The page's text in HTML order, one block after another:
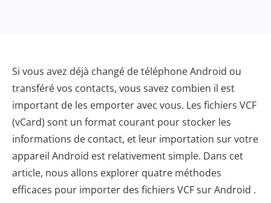
Si vous avez déjà changé de téléphone Android ou
transféré vos contacts, vous savez combien il est
important de les emporter avec vous. Les fichiers VCF
(vCard) sont un format courant pour stocker les
informations de contact, et leur importation sur votre
appareil Android est relativement simple. Dans cet
article, nous allons explorer quatre méthodes
efficaces pour importer des fichiers VCF sur Android .